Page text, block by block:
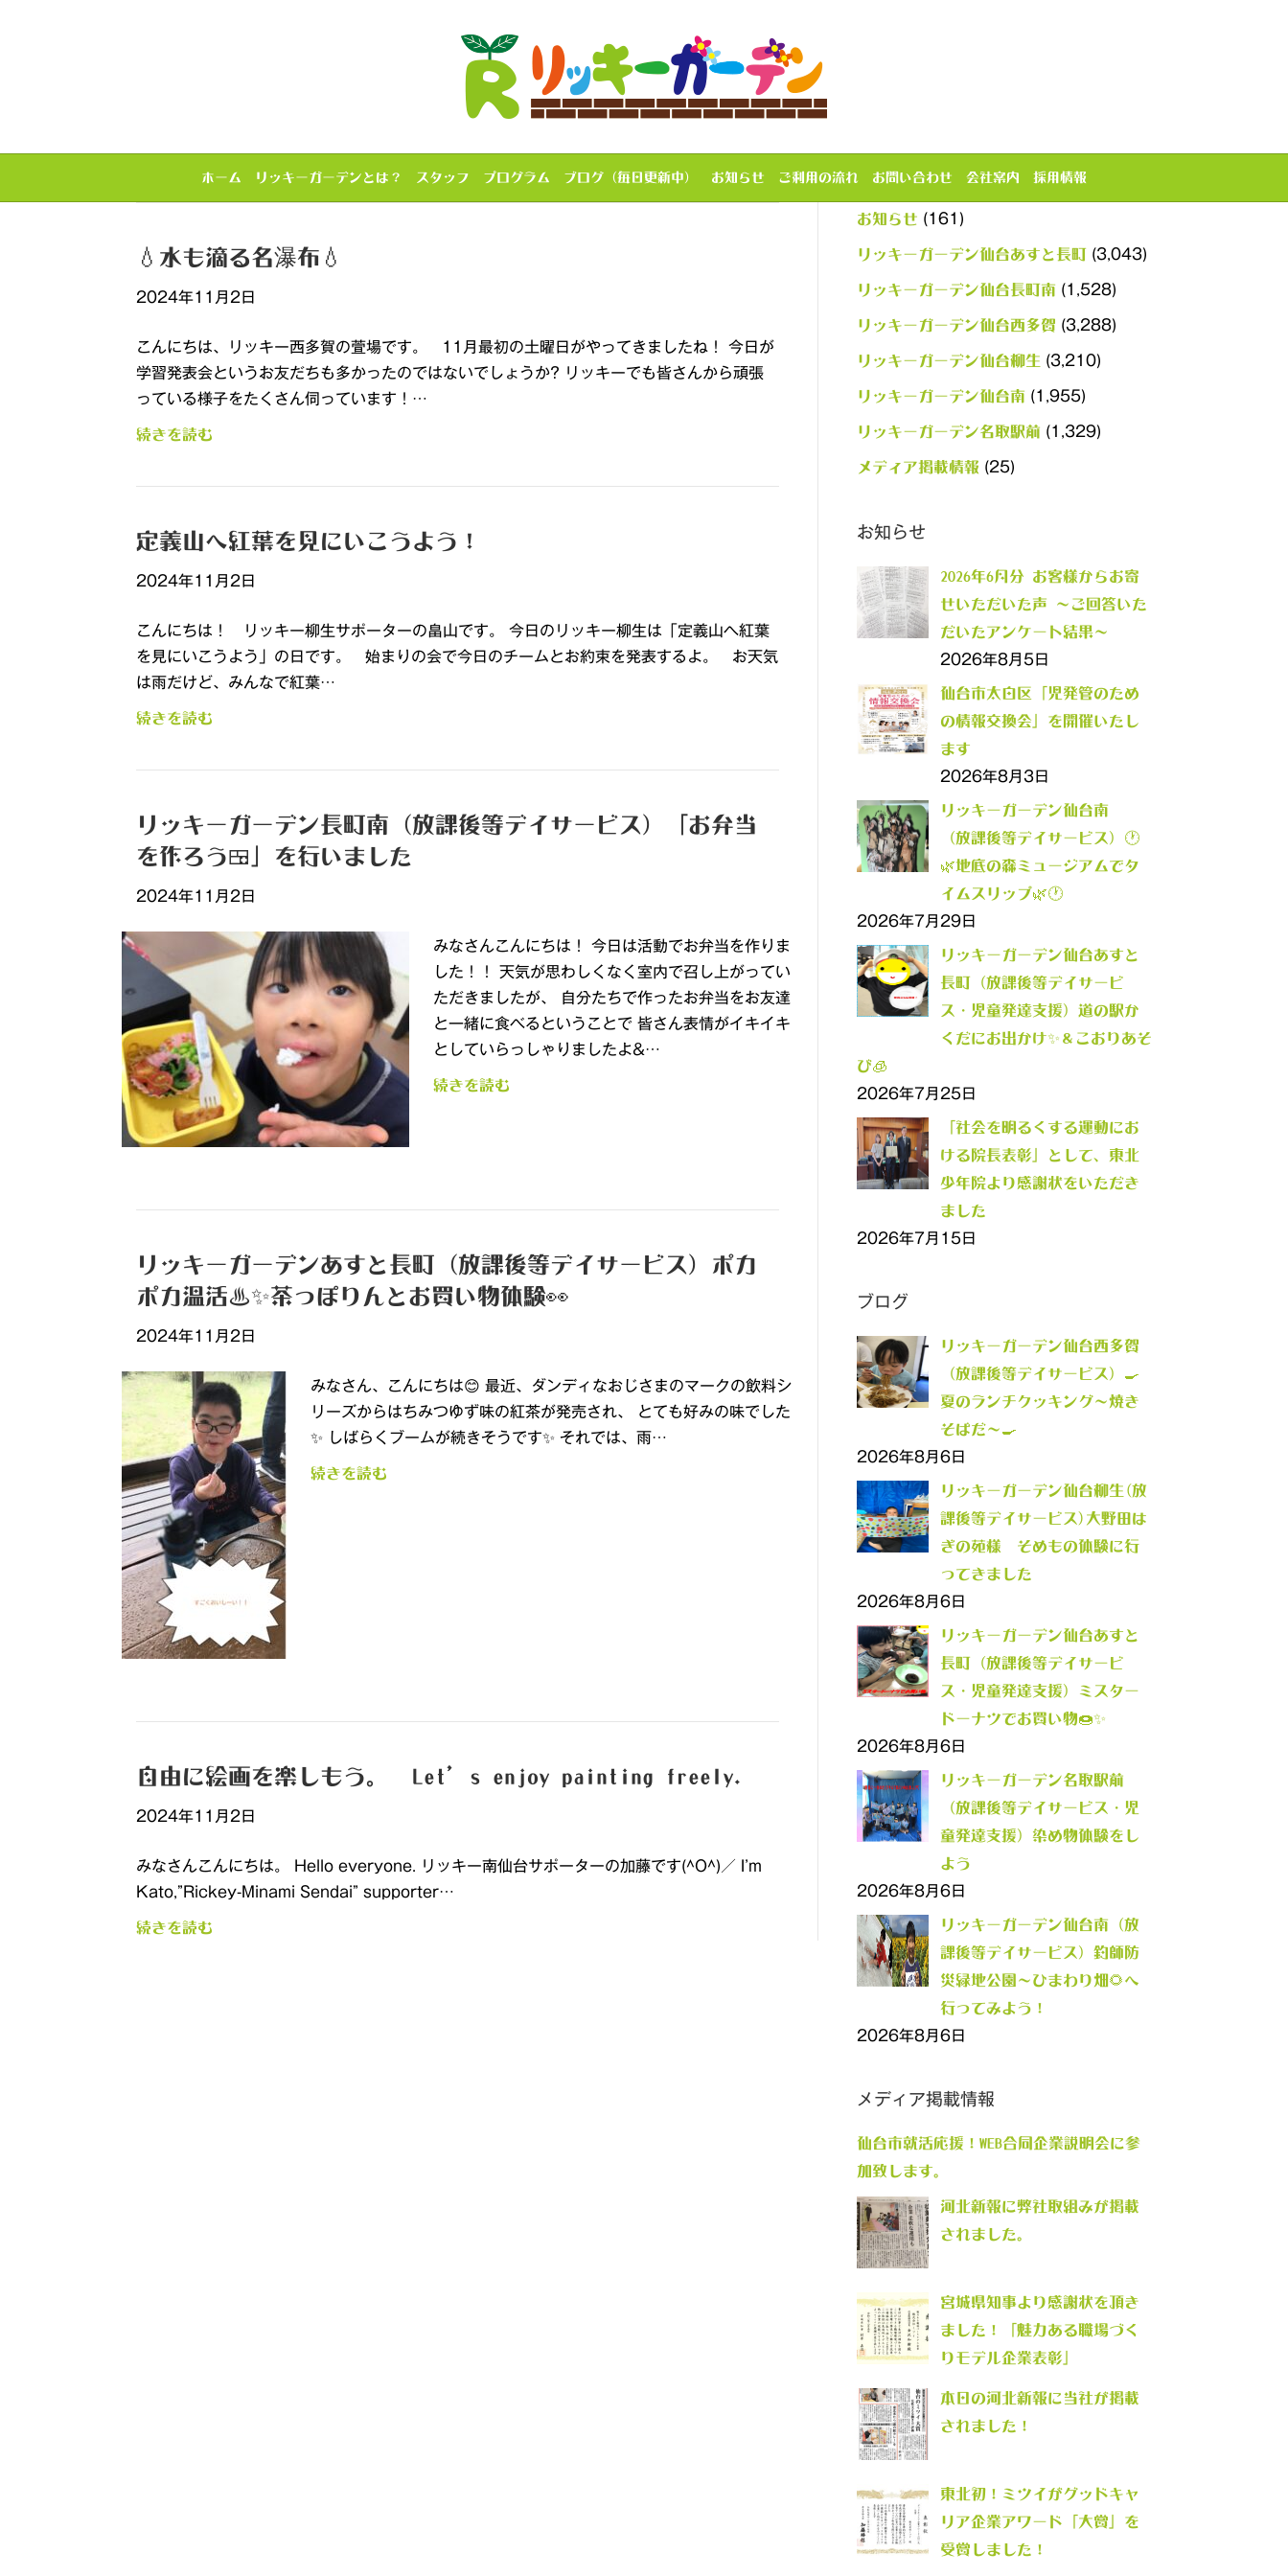
ホーム リッキーガーデンとは？ スタッフ プログラム ブログ（毎日更新中） お知らせ ご利用の流れ お問い合わせ 会社案内 採用情報
2024年11月2日のアーカイブ
💧水も滴る名瀑布💧
2024年11月2日
こんにちは、リッキー西多賀の萱場です。 11月最初の土曜日がやってきましたね！ 今日が
学習発表会というお友だちも多かったのではないでしょうか? リッキーでも皆さんから頑張
っている様子をたくさん伺っています！…
続きを読む
定義山へ紅葉を見にいこうよう！
2024年11月2日
こんにちは！ リッキー柳生サポーターの畠山です。 今日のリッキー柳生は「定義山へ紅葉
を見にいこうよう」の日です。 始まりの会で今日のチームとお約束を発表するよ。 お天気
は雨だけど、みんなで紅葉…
続きを読む
リッキーガーデン長町南（放課後等デイサービス）「お弁当
を作ろう🍱」を行いました
2024年11月2日
みなさんこんにちは！ 今日は活動でお弁当を作りま
した！！ 天気が思わしくなく室内で召し上がってい
ただきましたが、 自分たちで作ったお弁当をお友達
と一緒に食べるということで 皆さん表情がイキイキ
としていらっしゃりましたよ&…
続きを読む
リッキーガーデンあすと長町（放課後等デイサービス）ポカ
ポカ温活♨✨茶っぽりんとお買い物体験👀
2024年11月2日
みなさん、こんにちは😊 最近、ダンディなおじさまのマークの飲料シ
リーズからはちみつゆず味の紅茶が発売され、 とても好みの味でした
✨ しばらくブームが続きそうです✨ それでは、雨…
続きを読む
自由に絵画を楽しもう。 Let’s enjoy painting freely.
2024年11月2日
みなさんこんにちは。 Hello everyone. リッキー南仙台サポーターの加藤です(^O^)／ I’m
Kato,”Rickey-Minami Sendai” supporter…
続きを読む
カテゴリー
お知らせ (161)
リッキーガーデン仙台あすと長町(3,043)
リッキーガーデン仙台長町南(1,528)
リッキーガーデン仙台西多賀 (3,288)
リッキーガーデン仙台柳生 (3,210)
リッキーガーデン仙台南(1,955)
リッキーガーデン名取駅前 (1,329)
メディア掲載情報 (25)
お知らせ
2026年6月分 お客様からお寄
せいただいた声 ～ご回答いた
だいたアンケート結果～
2026年8月5日
仙台市太白区「児発管のため
の情報交換会」を開催いたし
ます
2026年8月3日
リッキーガーデン仙台南
（放課後等デイサービス）🕐
🌿地底の森ミュージアムでタ
イムスリップ🌿🕐
2026年7月29日
リッキーガーデン仙台あすと
長町（放課後等デイサービ
ス・児童発達支援）道の駅か
くだにお出かけ✨＆こおりあそ
び🧊
2026年7月25日
「社会を明るくする運動にお
ける院長表彰」として、東北
少年院より感謝状をいただき
ました
2026年7月15日
ブログ
リッキーガーデン仙台西多賀
（放課後等デイサービス）🍳
夏のランチクッキング～焼き
そばだ～🍳
2026年8月6日
リッキーガーデン仙台柳生(放
課後等デイサービス)大野田は
ぎの苑様 そめもの体験に行
ってきました
2026年8月6日
リッキーガーデン仙台あすと
長町（放課後等デイサービ
ス・児童発達支援）ミスター
ドーナツでお買い物🍩✨
2026年8月6日
リッキーガーデン名取駅前
（放課後等デイサービス・児
童発達支援）染め物体験をし
よう
2026年8月6日
リッキーガーデン仙台南（放
課後等デイサービス）釣師防
災緑地公園～ひまわり畑🌻へ
行ってみよう！
2026年8月6日
メディア掲載情報
仙台市就活応援！WEB合同企業説明会に参
加致します。
河北新報に弊社取組みが掲載
されました。
宮城県知事より感謝状を頂き
ました！「魅力ある職場づく
りモデル企業表彰」
本日の河北新報に当社が掲載
されました！
東北初！ミツイがグッドキャ
リア企業アワード「大賞」を
受賞しました！